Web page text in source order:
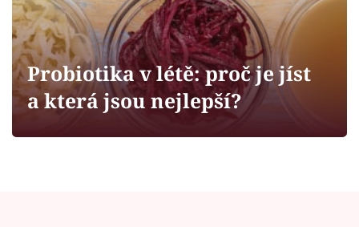
Sledujte prima+
Filmový festival Karlovy Vary
Probiotika v létě: proč je jíst
a která jsou nejlepší?